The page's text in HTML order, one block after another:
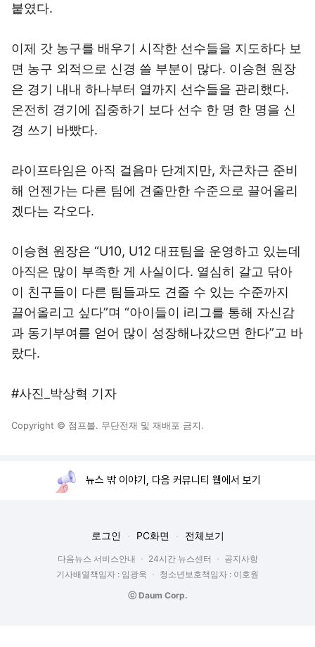
붙였다.
이제 갓 농구를 배우기 시작한 선수들을 지도하다 보
면 농구 외적으로 신경 쓸 부분이 많다. 이승현 원장
은 경기 내내 하나부터 열까지 선수들을 관리했다.
온전히 경기에 집중하기 보다 선수 한 명 한 명을 신
경 쓰기 바빴다.
라이프타임은 아직 걸음마 단계지만, 차근차근 준비
해 언젠가는 다른 팀에 견줄만한 수준으로 끌어올리
겠다는 각오다.
이승현 원장은 “U10, U12 대표팀을 운영하고 있는데
아직은 많이 부족한 게 사실이다. 열심히 갈고 닦아
이 친구들이 다른 팀들과도 견줄 수 있는 수준까지
끌어올리고 싶다”며 “아이들이 i리그를 통해 자신감
과 동기부여를 얻어 많이 성장해나갔으면 한다”고 바
랐다.
#사진_박상혁 기자
Copyright © 점프볼. 무단전재 및 재배포 금지.
뉴스 밖 이야기, 다음 커뮤니티 웹에서 보기
로그인 PC화면 전체보기
다음뉴스 서비스안내 24시간 뉴스센터
공지사항
기사배열책임자 : 임광욱
청소년보호책임자 : 이호원
ⓒ Daum Corp.